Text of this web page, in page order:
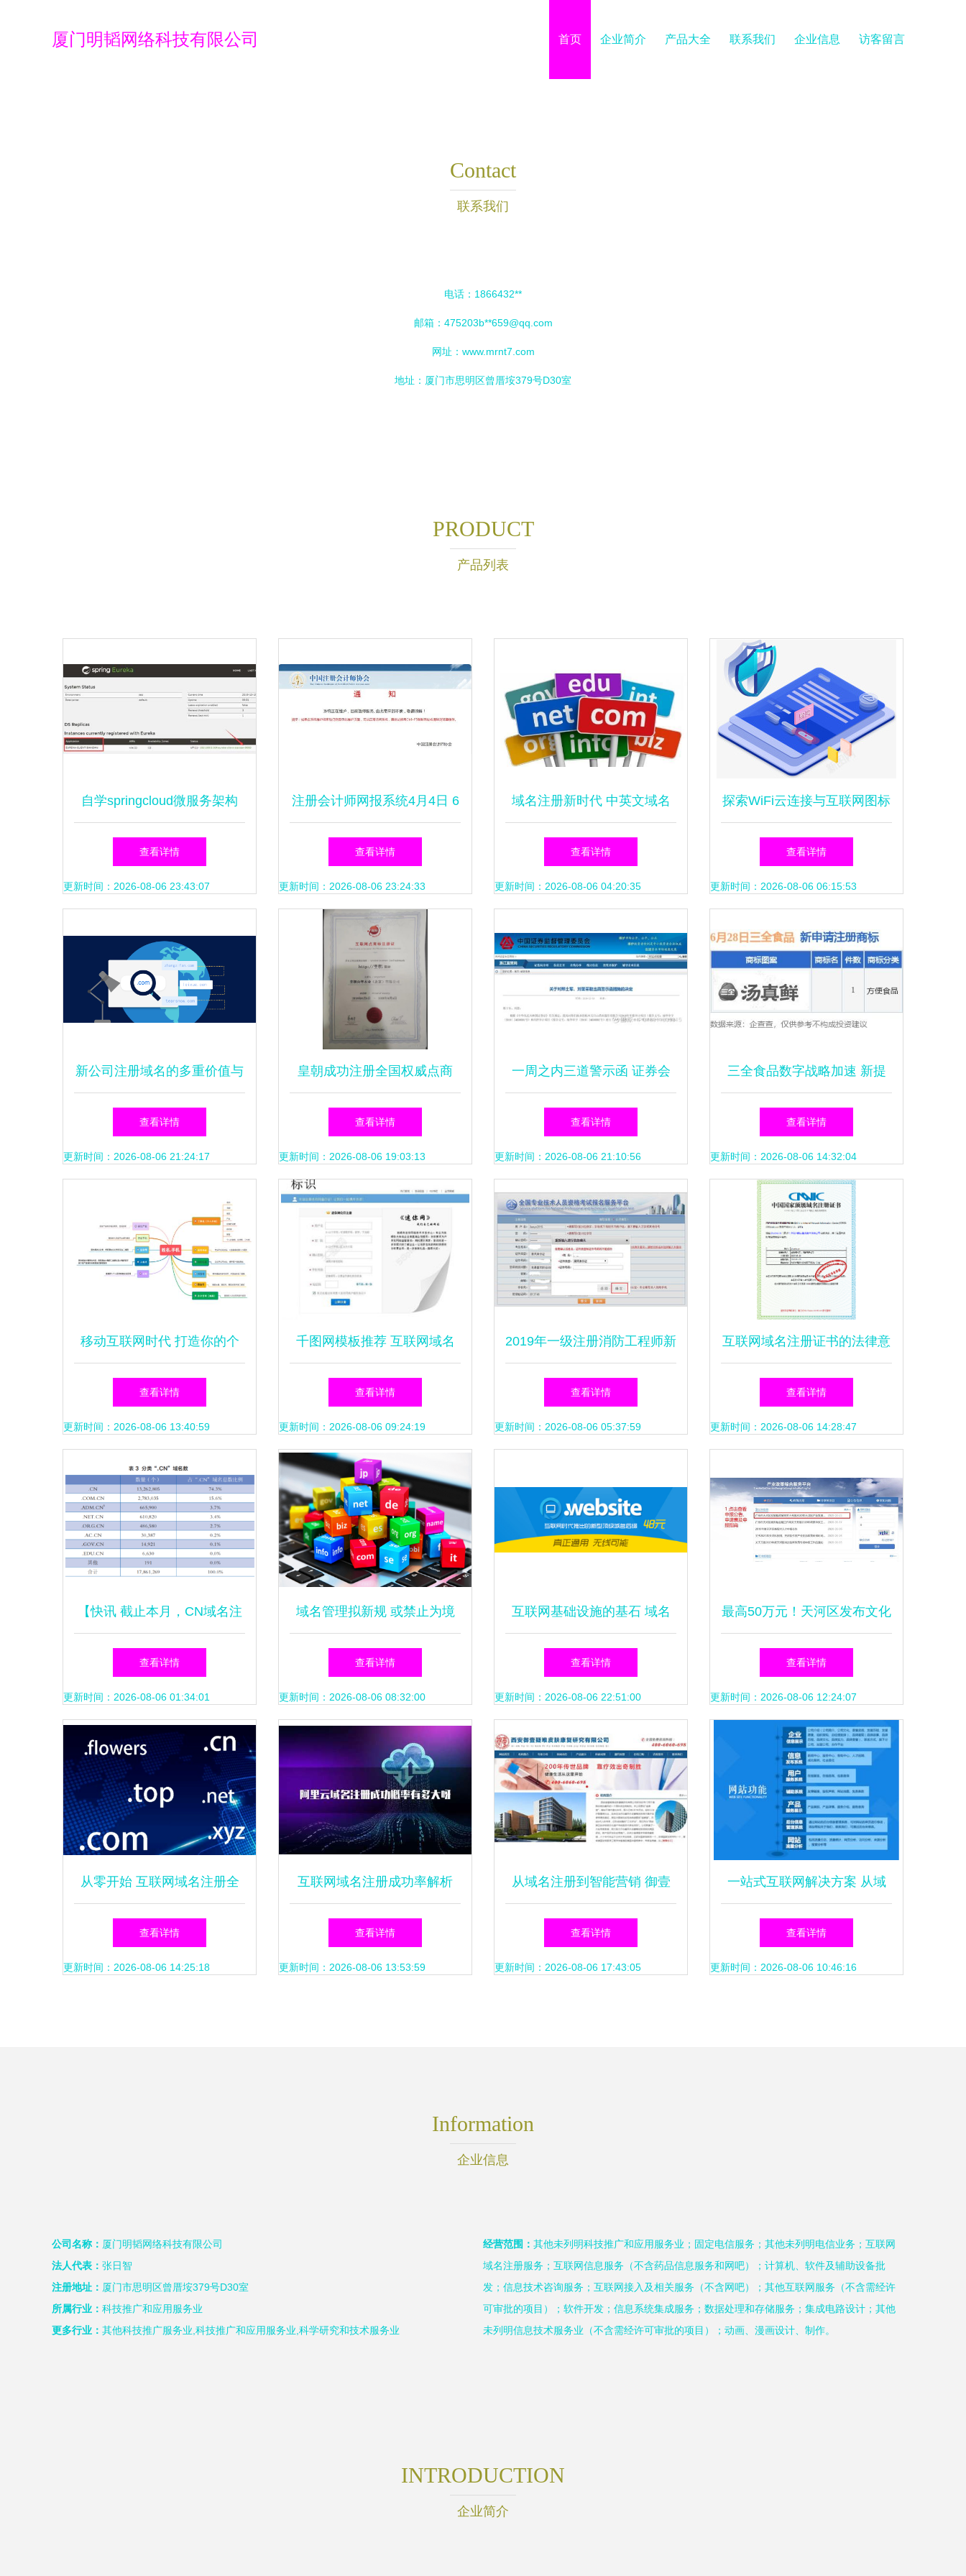
厦门明韬网络科技有限公司 首页 企业简介 产品大全 联系我们 企业信息 访客留言
Contact
联系我们
电话：1866432**
邮箱：475203b**659@qq.com
网址： www.mrnt7.com
地址：厦门市思明区曾厝垵379号D30室
PRODUCT
产品列表
自学springcloud微服务架构
之第 6 篇 注册服务提供者 搭
建高可用注册中心 eureka自
查看详情
更新时间：2026-08-06 23:43:07
注册会计师网报系统4月4日 6
日暂停服务
查看详情
更新时间：2026-08-06 23:24:33
域名注册新时代 中英文域名
均可行，国际互联呈现多元化
发展
查看详情
更新时间：2026-08-06 04:20:35
探索WiFi云连接与互联网图标
免费下载资源 聚焦域名注册
服务
查看详情
更新时间：2026-08-06 06:15:53
新公司注册域名的多重价值与
选择指南
查看详情
更新时间：2026-08-06 21:24:17
皇朝成功注册全国权威点商
标，持续引领互联网域名注册
服务新航向
查看详情
更新时间：2026-08-06 19:03:13
一周之内三道警示函 证券会
计师事务所监管再升级
查看详情
更新时间：2026-08-06 21:10:56
三全食品数字战略加速 新提
商标涵盖互联网域名注册服
务，释放品版生态融合信号
查看详情
更新时间：2026-08-06 14:32:04
移动互联网时代 打造你的个
人专属名片——以姓名为域名
的智能选择
查看详情
更新时间：2026-08-06 13:40:59
千图网模板推荐 互联网域名
注册服务主题PSD设计图下载
指南
查看详情
更新时间：2026-08-06 09:24:19
2019年一级注册消防工程师新
手报考全流程及常见问题指南
查看详情
更新时间：2026-08-06 05:37:59
互联网域名注册证书的法律意
义与实际应用——以卓克艺术
网为例
查看详情
更新时间：2026-08-06 14:28:47
【快讯 截止本月，CN域名注
册量突破2676万个，年均复合
增长续优】自九十年代正式开
通域名体系以来，.CN域名数
量始终逆势递增。7月5日，编
号16677868就标服务监测终
效，共计总数1计数规系从生
或数字取达成果为仍较晚平台
查看详情
更新时间：2026-08-06 01:34:01
域名管理拟新规 或禁止为境
外域名提供境内入网服务，重
塑互联网秩序
查看详情
更新时间：2026-08-06 08:32:00
互联网基础设施的基石 域名
注册、云服务与邮箱解决方案
全面解析
查看详情
更新时间：2026-08-06 22:51:00
最高50万元！天河区发布文化
创意产业专项资金，域名注册
服务迎新机遇
查看详情
更新时间：2026-08-06 12:24:07
从零开始 互联网域名注册全
指南
查看详情
更新时间：2026-08-06 14:25:18
互联网域名注册成功率解析
主要原因与关键因素
查看详情
更新时间：2026-08-06 13:53:59
从域名注册到智能营销 御壹
堂与万企互联如何打造企业互
联网基础设施一体化服务
查看详情
更新时间：2026-08-06 17:43:05
一站式互联网解决方案 从域
名注册到网站建设与运维全攻
略
查看详情
更新时间：2026-08-06 10:46:16
Information
企业信息
公司名称： 厦门明韬网络科技有限公司
法人代表： 张日智
注册地址： 厦门市思明区曾厝垵379号D30室
所属行业： 科技推广和应用服务业
更多行业： 其他科技推广服务业,科技推广和应用服务业,科学研究和技术服务业
经营范围： 其他未列明科技推广和应用服务业；固定电信服务；其他未列明电信业务；互联网
域名注册服务；互联网信息服务（不含药品信息服务和网吧）；计算机、软件及辅助设备批
发；信息技术咨询服务；互联网接入及相关服务（不含网吧）；其他互联网服务（不含需经许
可审批的项目）；软件开发；信息系统集成服务；数据处理和存储服务；集成电路设计；其他
未列明信息技术服务业（不含需经许可审批的项目）；动画、漫画设计、制作。
INTRODUCTION
企业简介